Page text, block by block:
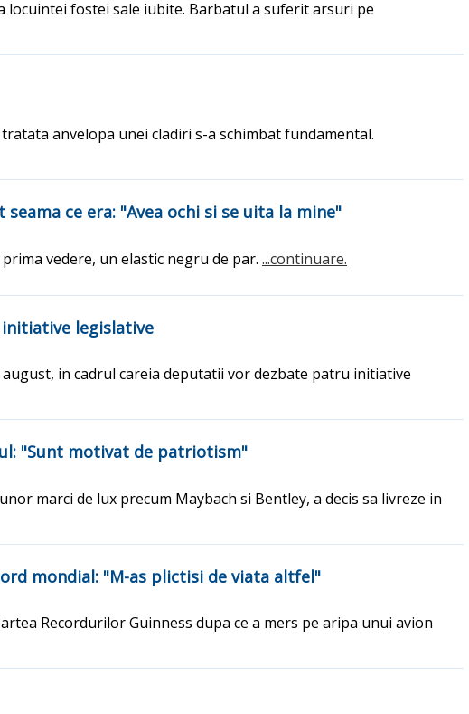
locuintei fostei sale iubite. Barbatul a suferit arsuri pe
anvelopa unei cladiri s-a schimbat fundamental.
ce era: "Avea ochi si se uita la mine"
vedere, un elastic negru de par. ...continuare.
initiative legislative
in cadrul careia deputatii vor dezbate patru initiative
"Sunt motivat de patriotism"
marci de lux precum Maybach si Bentley, a decis sa livreze in
mondial: "M-as plictisi de viata altfel"
Recordurilor Guinness dupa ce a mers pe aripa unui avion